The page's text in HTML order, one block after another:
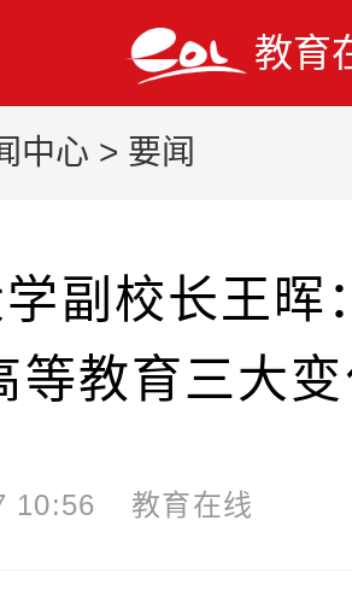
教育
中心 > 要闻
副校长王晖
等教育三大
10:56 教育在线